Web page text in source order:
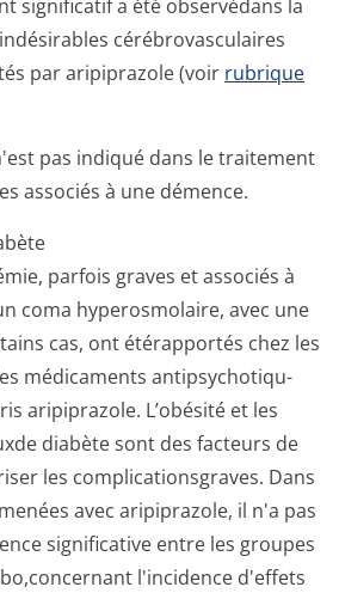
significatif a été observédans la
cérébrovasculaires
par aripiprazole (voir rubrique
n'est pas indiqué dans le traitement
associés à une démence.
parfois graves et associés à
coma hyperosmolaire, avec une
cas, ont étérapportés chez les
médicaments antipsychotiqu­
aripiprazole. L’obésité et les
diabète sont des facteurs de
les complicationsgra­ves. Dans
avec aripiprazole, il n'a pas
significative entre les groupes
l'incidence d'effets